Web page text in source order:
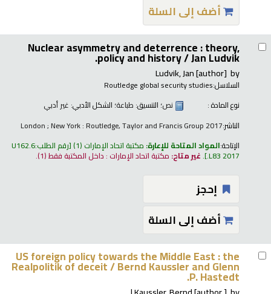
أضف إلى السلة
Nuclear asymmetry and deterrence : theory,
policy and history /Jan Ludvik.
by
Ludvik, Jan[author]
السلاسل:Routledge global security studies
نوع المادة :
نص؛ التنسيق: طباعة؛ الشكل الأدبي: غير أدبي
الناشر:London ; New York : Routledge, Taylor and Francis Group 2017
الإتاحة:المواد المتاحة للإعارة: مكتبة اتحاد الإمارات (1) رقم الطلب:U162.6
.L83 2017
.غير متاح: مكتبة اتحاد الإمارات : داخل المكتبة فقط(1).
إحجز
أضف إلى السلة
US foreign policy towards the Middle East : the
Realpolitik of deceit /Bernd Kaussler and Glenn
P. Hastedt.